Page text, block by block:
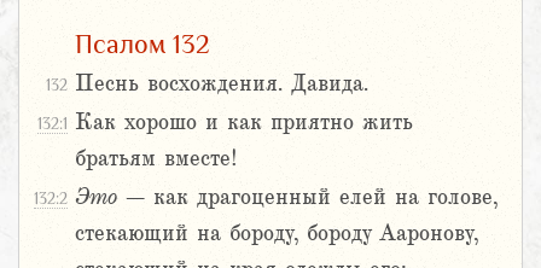
Псалом 132
132 Песнь восхождения. Давида.
132:1 Как хорошо и как приятно жить
братьям вместе!
132:2 Это – как драгоценный елей на голове,
стекающий на бороду, бороду Ааронову,